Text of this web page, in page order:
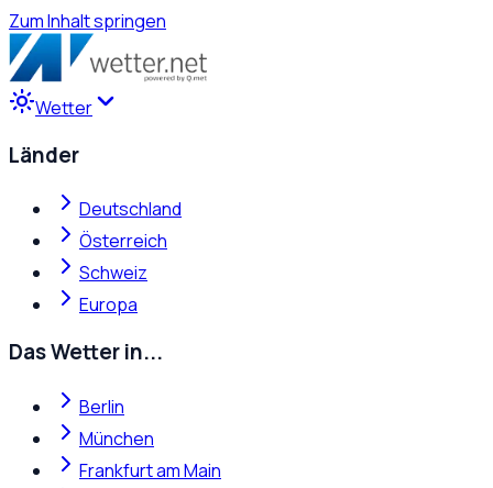
Zum Inhalt springen
Wetter
Länder
Deutschland
Österreich
Schweiz
Europa
Das Wetter in...
Berlin
München
Frankfurt am Main